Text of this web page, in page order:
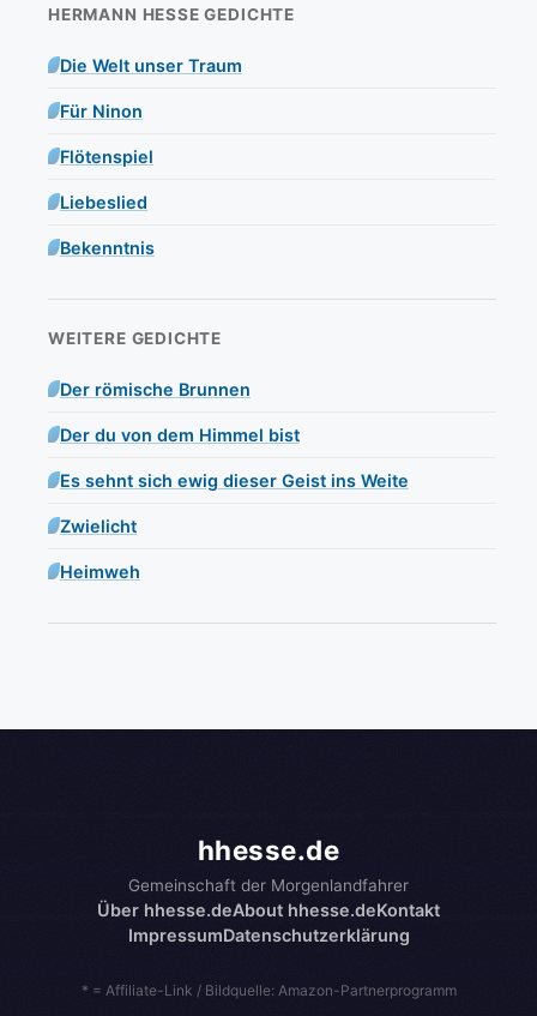
HERMANN HESSE GEDICHTE
Die Welt unser Traum
Für Ninon
Flötenspiel
Liebeslied
Bekenntnis
WEITERE GEDICHTE
Der römische Brunnen
Der du von dem Himmel bist
Es sehnt sich ewig dieser Geist ins Weite
Zwielicht
Heimweh
hhesse.de
Gemeinschaft der Morgenlandfahrer
Über hhesse.deAbout hhesse.deKontakt
ImpressumDatenschutzerklärung
* = Affiliate-Link / Bildquelle: Amazon-Partnerprogramm